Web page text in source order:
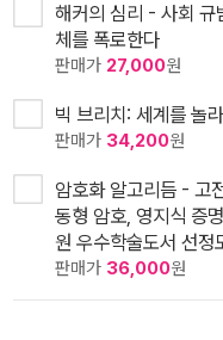
해커의 심리 - 사회 규
체를 폭로한다
판매가 27,000원
빅 브리치: 세계를 놀
판매가 34,200원
암호화 알고리듬 - 고
동형 암호, 영지식 증
원 우수학술도서 선정
판매가 36,000원